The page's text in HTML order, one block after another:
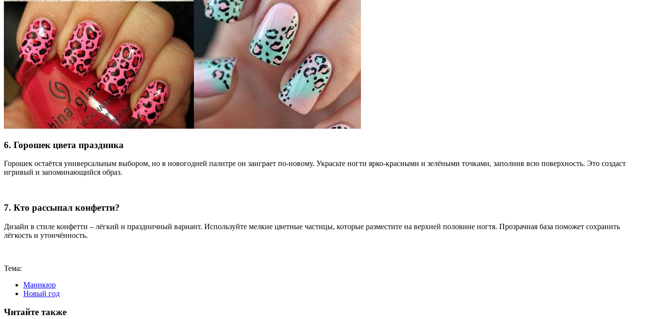
6. Горошек цвета праздника
Горошек остаётся универсальным выбором, но в новогодней палитре он заиграет по-новому. Украсьте ногти ярко-красными и зелёными точками, заполнив всю поверхность. Это создаст
игривый и запоминающийся образ.
7. Кто рассыпал конфетти?
Дизайн в стиле конфетти – лёгкий и праздничный вариант. Используйте мелкие цветные частицы, которые разместите на верхней половине ногтя. Прозрачная база поможет сохранить
лёгкость и утончённость.
Тема:
Маникюр
Новый год
Читайте также